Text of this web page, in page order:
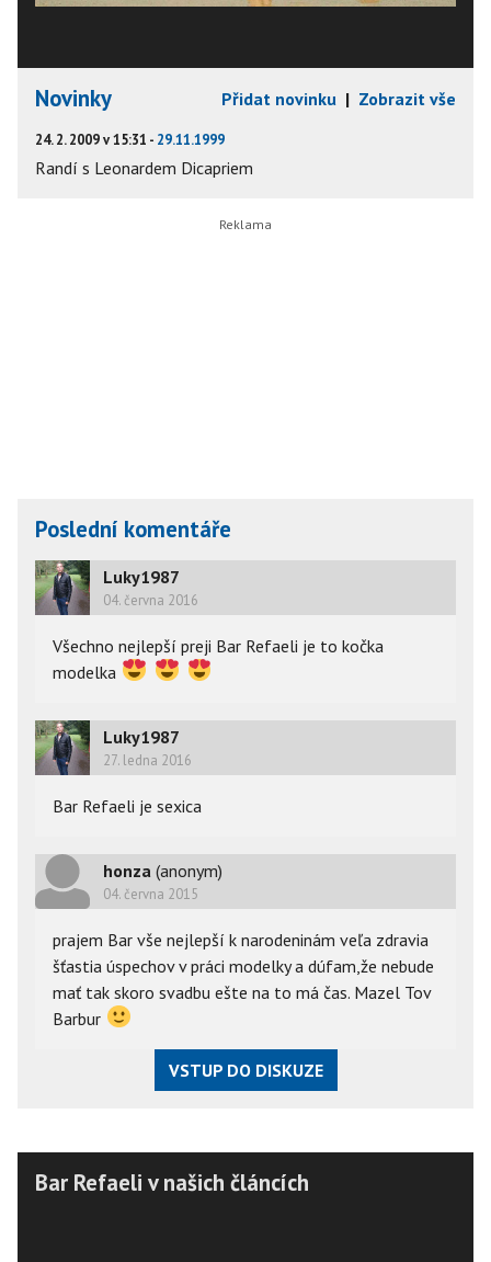
Novinky Přidat novinku | Zobrazit vše
24. 2. 2009 v 15:31 - 29.11.1999
Randí s Leonardem Dicapriem
Poslední komentáře
Luky1987
04. června 2016
Všechno nejlepší preji Bar Refaeli je to kočka
modelka
Luky1987
27. ledna 2016
Bar Refaeli je sexica
honza (anonym)
04. června 2015
prajem Bar vše nejlepší k narodeninám veľa zdravia
šťastia úspechov v práci modelky a dúfam,že nebude
mať tak skoro svadbu ešte na to má čas. Mazel Tov
Barbur
VSTUP DO DISKUZE
Bar Refaeli v našich článcích